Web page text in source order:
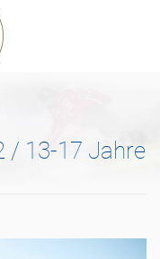
/ 13-17 Jahre